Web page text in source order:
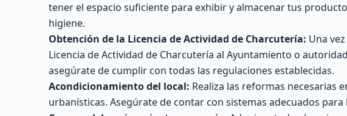
tener el espacio suficiente para exhibir y almacenar tus
higiene.
Obtención de la Licencia de Actividad de Charcutería: Una
Licencia de Actividad de Charcutería al Ayuntamiento o
asegúrate de cumplir con todas las regulaciones establecidas.
Acondicionamiento del local: Realiza las reformas necesarias
urbanísticas. Asegúrate de contar con sistemas adecuados